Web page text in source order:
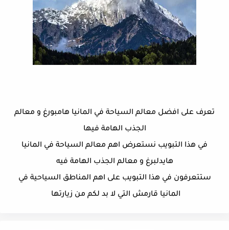
تعرف على افضل معالم السياحة في المانيا هامبورغ و معالم
الجذب الهامة فيها
في هذا التبويب نستعرض اهم معالم السياحة في المانيا
هايدلبرغ و معالم الجذب الهامة فيه
ستتعرفون في هذا التبويب على اهم المناطق السياحية في
المانيا قارمش التي لا بد لكم من زيارتها